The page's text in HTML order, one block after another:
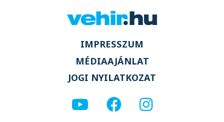
IMPRESSZUM
MÉDIAAJÁNLAT
JOGI NYILATKOZAT